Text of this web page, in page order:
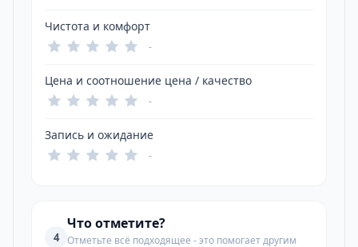
Чистота и комфорт
-
Цена и соотношение цена / качество
-
Запись и ожидание
-
4
Что отметите?
Отметьте всё подходящее - это помогает другим